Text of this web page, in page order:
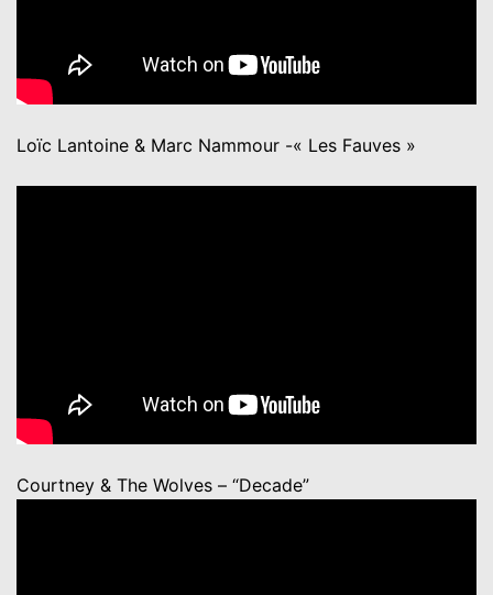
Loïc Lantoine & Marc Nammour -« Les Fauves »
Courtney & The Wolves – “Decade”